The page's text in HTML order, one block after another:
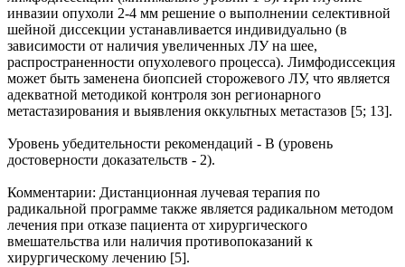
инвазии опухоли 2-4 мм решение о выполнении селективной
шейной диссекции устанавливается индивидуально (в
зависимости от наличия увеличенных ЛУ на шее,
распространенности опухолевого процесса). Лимфодиссекция
может быть заменена биопсией сторожевого ЛУ, что является
адекватной методикой контроля зон регионарного
метастазирования и выявления оккультных метастазов [5; 13].
Уровень убедительности рекомендаций - В (уровень
достоверности доказательств - 2).
Комментарии: Дистанционная лучевая терапия по
радикальной программе также является радикальном методом
лечения при отказе пациента от хирургического
вмешательства или наличия противопоказаний к
хирургическому лечению [5].